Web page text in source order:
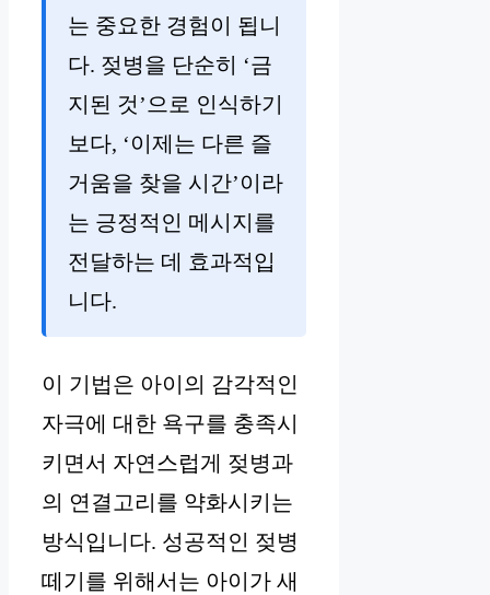
는 중요한 경험이 됩니
다. 젖병을 단순히 ‘금
지된 것’으로 인식하기
보다, ‘이제는 다른 즐
거움을 찾을 시간’이라
는 긍정적인 메시지를
전달하는 데 효과적입
니다.
이 기법은 아이의 감각적인
자극에 대한 욕구를 충족시
키면서 자연스럽게 젖병과
의 연결고리를 약화시키는
방식입니다. 성공적인 젖병
떼기를 위해서는 아이가 새